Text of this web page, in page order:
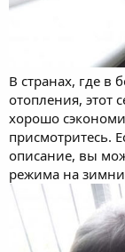
В странах, где в
отопления, этот
хорошо
присмотритесь.
описание, вы
режима на